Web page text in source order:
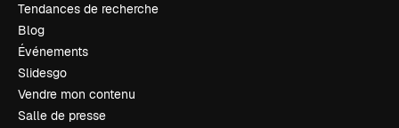
Tendances de recherche
Blog
Événements
Slidesgo
Vendre mon contenu
Salle de presse